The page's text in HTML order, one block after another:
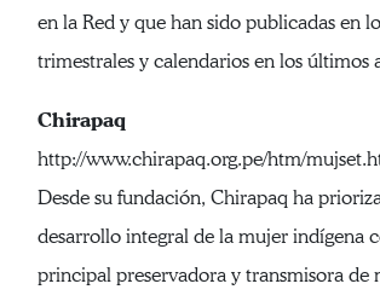
en la Red y que han sido publicadas en
trimestrales y calendarios en los últimos
Chirapaq
http://www.chirapaq.org.pe/htm/
Desde su fundación, Chirapaq ha
desarrollo integral de la mujer indígena
principal preservadora y transmisora de